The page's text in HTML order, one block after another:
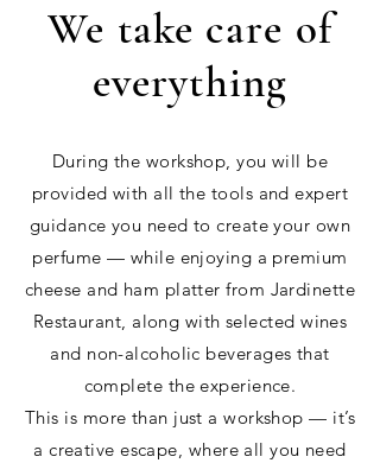
We take care of
everything
During the workshop, you will be
provided with all the tools and expert
guidance you need to create your own
perfume — while enjoying a premium
cheese and ham platter from Jardinette
Restaurant, along with selected wines
and non-alcoholic beverages that
complete the experience.
This is more than just a workshop — it’s
a creative escape, where all you need